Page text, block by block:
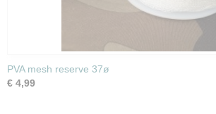
PVA mesh reserve 37ø
€ 4,99